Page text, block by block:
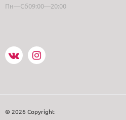
Пн—Сб09:00—20:00
© 2026 Copyright